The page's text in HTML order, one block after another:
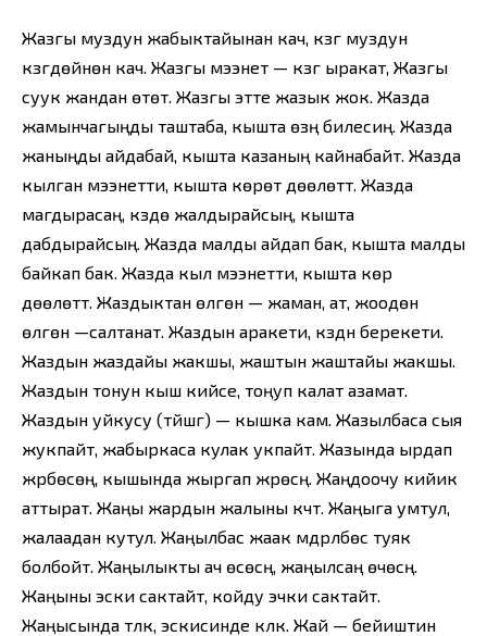
Жазгы муздун жабыктайынан кач, күзгү муздун
күзгүдөйүнөн кач. Жазгы мээнет — күзгү ыракат, Жазгы
суук жандан өтөт. Жазгы этте жазык жок. Жазда
жамынчагыңды таштаба, кышта өзүң билесиң. Жазда
жаныңды айдабай, кышта казаның кайнабайт. Жазда
кылган мээнетти, кышта көрөт дөөлөттү. Жазда
магдырасаң, күздө жалдырайсың, кышта
дабдырайсың. Жазда малды айдап бак, кышта малды
байкап бак. Жазда кыл мээнетти, кышта көр
дөөлөттү. Жаздыктан өлгөн — жаман, ат, жоодөн
өлгөн —салтанат. Жаздын аракети, күздүн берекети.
Жаздын жаздайы жакшы, жаштын жаштайы жакшы.
Жаздын тонун кыш кийсе, тоңуп калат азамат.
Жаздын уйкусу (түйшүгү) — кышка кам. Жазылбаса сыя
жукпайт, жабыркаса кулак укпайт. Жазында ырдап
жүрбөсөң, кышында жыргап жүрөсүң. Жаңдоочу кийик
аттырат. Жаңы жардын жалыны күчтүү. Жаңыга умтул,
жалаадан кутул. Жаңылбас жаак мүдүрүлбөс туяк
болбойт. Жаңылыкты ач өсөсүң, жаңылсаң өчөсүң.
Жаңыны эски сактайт, койду эчки сактайт.
Жаңысында түлкү, эскисинде күлкү. Жай — бейиштин